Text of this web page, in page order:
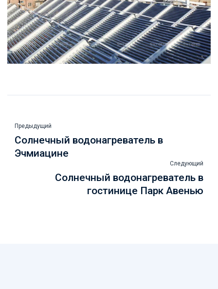
Предыдущий
Солнечный водонагреватель в
Эчмиацине
Следующий
Солнечный водонагреватель в
гостинице Парк Авенью